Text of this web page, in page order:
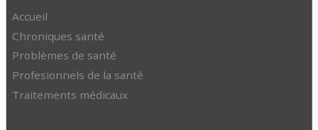
Accueil
Chroniques santé
Problèmes de santé
Profesionnels de la santé
Traitements médicaux